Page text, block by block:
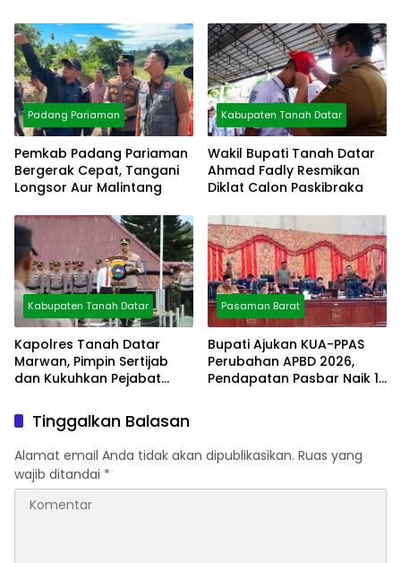
Padang Pariaman
Pemkab Padang Pariaman
Bergerak Cepat, Tangani
Longsor Aur Malintang
Kabupaten Tanah Datar
Wakil Bupati Tanah Datar
Ahmad Fadly Resmikan
Diklat Calon Paskibraka
Kabupaten Tanah Datar
Kapolres Tanah Datar
Marwan, Pimpin Sertijab
dan Kukuhkan Pejabat
Pasaman Barat
Bupati Ajukan KUA-PPAS
Perubahan APBD 2026,
Pendapatan Pasbar Naik 15
Tinggalkan Balasan
Alamat email Anda tidak akan dipublikasikan. Ruas yang
wajib ditandai *